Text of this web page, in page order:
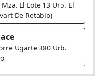
Ll Lote 13 Urb. El
De Retablo)
Ugarte 380 Urb.